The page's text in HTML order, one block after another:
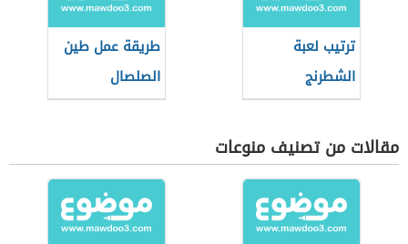
ترتيب لعبة
الشطرنج
طريقة عمل طين
الصلصال
مقالات من تصنيف منوعات